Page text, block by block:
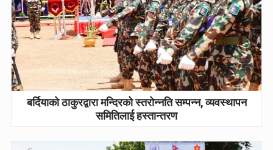
बर्दियाको ठाकुरद्वारा मन्दिरको स्तरोन्नति सम्पन्न, व्यवस्थापन
समितिलाई हस्तान्तरण